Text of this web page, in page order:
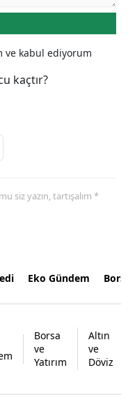
ve kabul ediyorum
kaçtır?
siz yazın, tartışalım *
Eko Gündem
Borsa
ve
Yatırım
Altın
ve
Döviz